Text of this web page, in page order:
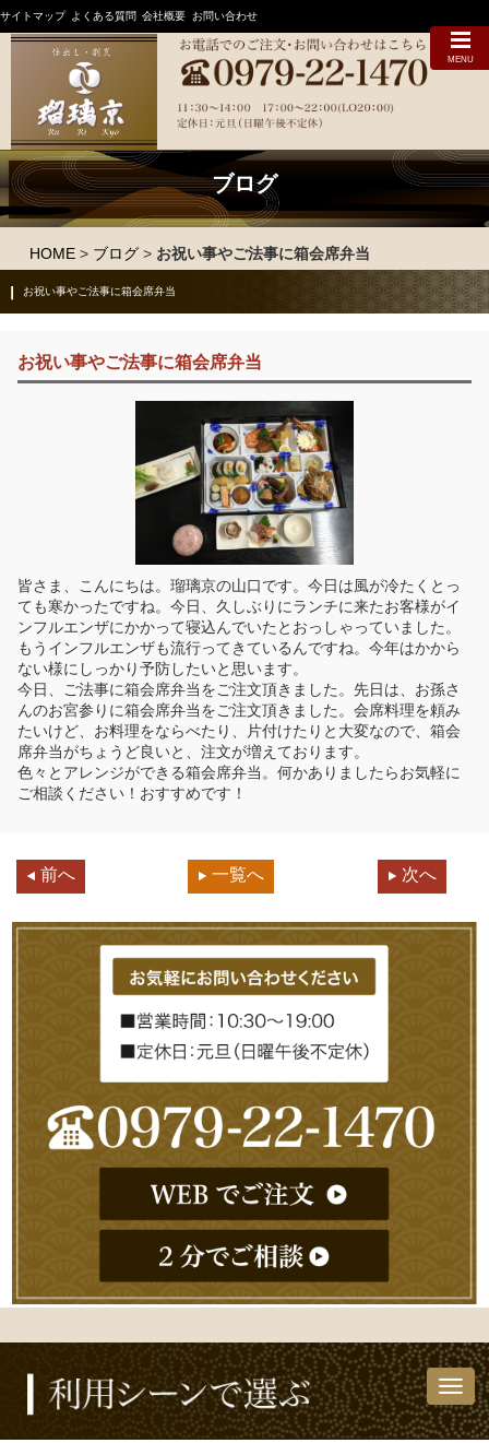
MENU
サイトマップ よくある質問 会社概要 お問い合わせ
ブログ
HOME > ブログ > お祝い事やご法事に箱会席弁当
お祝い事やご法事に箱会席弁当
お祝い事やご法事に箱会席弁当
皆さま、こんにちは。瑠璃京の山口です。今日は風が冷たくとっ
ても寒かったですね。今日、久しぶりにランチに来たお客様がイ
ンフルエンザにかかって寝込んでいたとおっしゃっていました。
もうインフルエンザも流行ってきているんですね。今年はかから
ない様にしっかり予防したいと思います。
今日、ご法事に箱会席弁当をご注文頂きました。先日は、お孫さ
んのお宮参りに箱会席弁当をご注文頂きました。会席料理を頼み
たいけど、お料理をならべたり、片付けたりと大変なので、箱会
席弁当がちょうど良いと、注文が増えております。
色々とアレンジができる箱会席弁当。何かありましたらお気軽に
ご相談ください！おすすめです！
前へ 一覧へ 次へ